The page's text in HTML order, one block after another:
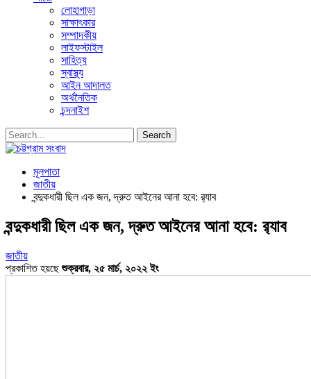
লোহাগাড়া
সাক্ষাৎকার
সম্পাদকীয়
লাইফস্টাইল
সাহিত্য
স্বাস্থ্য
আইন আদালত
অর্থনৈতিক
চন্দনাইশ
মূলপাতা
জাতীয়
বন্দুকধারী ছিল এক জন, দ্রুত আইনের আনা হবে: র‌্যাব
বন্দুকধারী ছিল এক জন, দ্রুত আইনের আনা হবে: র‌্যাব
জাতীয়
প্রকাশিত হয়ছেশুক্রবার, ২৫ মার্চ, ২০২২ ইং